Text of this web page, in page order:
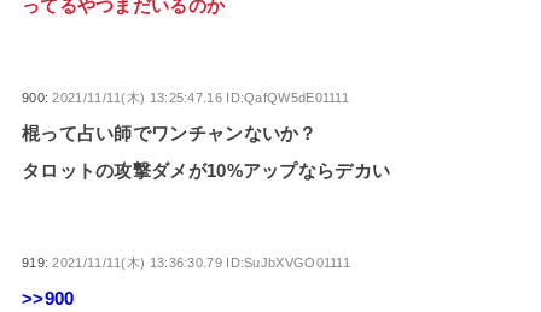
ってるやつまだいるのか
900:2021/11/11(木) 13:25:47.16 ID:QafQW5dE01111
棍って占い師でワンチャンないか？
タロットの攻撃ダメが10%アップならデカい
919:2021/11/11(木) 13:36:30.79 ID:SuJbXVGO01111
>>900